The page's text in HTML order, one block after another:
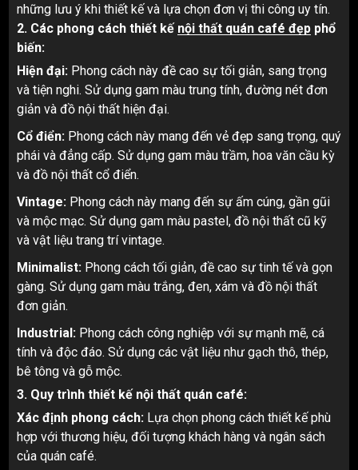
những lưu ý khi thiết kế và lựa chọn đơn vị thi công uy tín.
2. Các phong cách thiết kế nội thất quán café đẹp phổ
biến:
Hiện đại: Phong cách này đề cao sự tối giản, sang trọng
và tiện nghi. Sử dụng gam màu trung tính, đường nét đơn
giản và đồ nội thất hiện đại.
Cổ điển: Phong cách này mang đến vẻ đẹp sang trọng, quý
phái và đẳng cấp. Sử dụng gam màu trầm, hoa văn cầu kỳ
và đồ nội thất cổ điển.
Vintage: Phong cách này mang đến sự ấm cúng, gần gũi
và mộc mạc. Sử dụng gam màu pastel, đồ nội thất cũ kỹ
và vật liệu trang trí vintage.
Minimalist: Phong cách tối giản, đề cao sự tinh tế và gọn
gàng. Sử dụng gam màu trắng, đen, xám và đồ nội thất
đơn giản.
Industrial: Phong cách công nghiệp với sự mạnh mẽ, cá
tính và độc đáo. Sử dụng các vật liệu như gạch thô, thép,
bê tông và gỗ mộc.
3. Quy trình thiết kế nội thất quán café:
Xác định phong cách: Lựa chọn phong cách thiết kế phù
hợp với thương hiệu, đối tượng khách hàng và ngân sách
của quán café.